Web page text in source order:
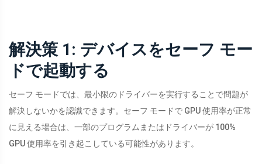
解決策 1: デバイスをセーフ モー
ドで起動する
セーフ モードでは、最小限のドライバーを実行することで問題が
解決しないかを認識できます。セーフ モードで GPU 使用率が正常
に見える場合は、一部のプログラムまたはドライバーが 100%
GPU 使用率を引き起こしている可能性があります。